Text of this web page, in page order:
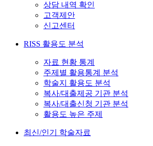
상담 내역 확인
고객제안
신고센터
RISS 활용도 분석
자료 현황 통계
주제별 활용통계 분석
학술지 활용도 분석
복사/대출제공 기관 분석
복사/대출신청 기관 분석
활용도 높은 주제
최신/인기 학술자료